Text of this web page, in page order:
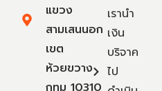
แขวง
สามเสนนอก
เขต
ห้วยขวาง
กทม 10310
เรานำ
เงิน
บริจาค
ไป